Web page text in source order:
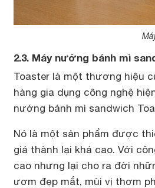
2.3. Máy nướng bánh mì
Toaster là một thương hiệu
hàng gia dụng công nghệ
nướng bánh mì sandwich
Nó là một sản phẩm được
giá thành lại khá cao. Với
cao nhưng lại cho ra đời
ươm đẹp mắt, mùi vị thơm